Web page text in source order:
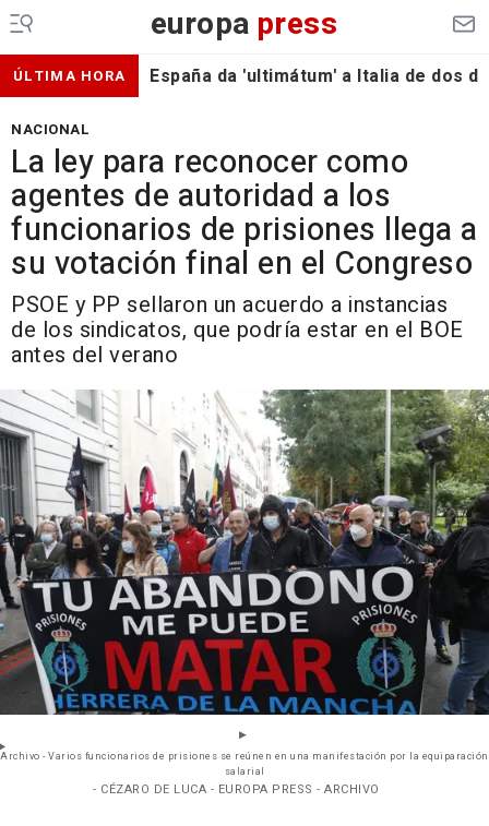
europa press
ÚLTIMA HORA España da 'ultimátum' a Italia de dos
NACIONAL
La ley para reconocer como
agentes de autoridad a los
funcionarios de prisiones llega a
su votación final en el Congreso
PSOE y PP sellaron un acuerdo a instancias
de los sindicatos, que podría estar en el BOE
antes del verano
Archivo - Varios funcionarios de prisiones se reúnen en una manifestación por la equiparación
salarial
- CÉZARO DE LUCA - EUROPA PRESS - ARCHIVO